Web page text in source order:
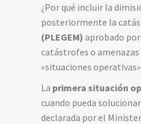
¿Por qué incluir la
posteriormente la
(PLEGEM) aprobado
catástrofes o
«situaciones operativas»
La primera situación
cuando pueda
declarada por el